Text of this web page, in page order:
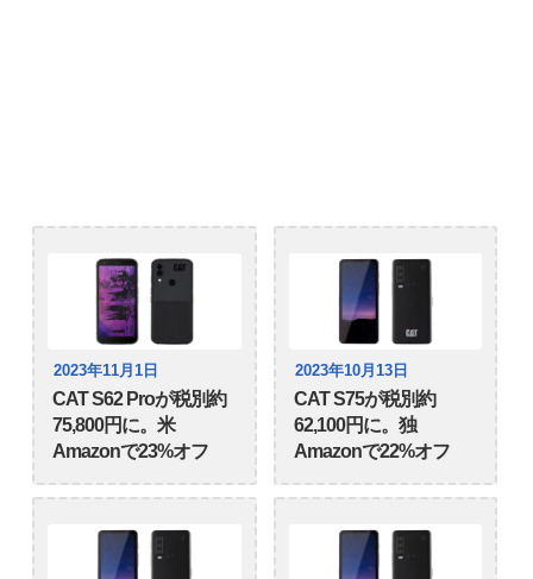
2023年11月1日
CAT S62 Proが税別約
75,800円に。米
Amazonで23%オフ
2023年10月13日
CAT S75が税別約
62,100円に。独
Amazonで22%オフ